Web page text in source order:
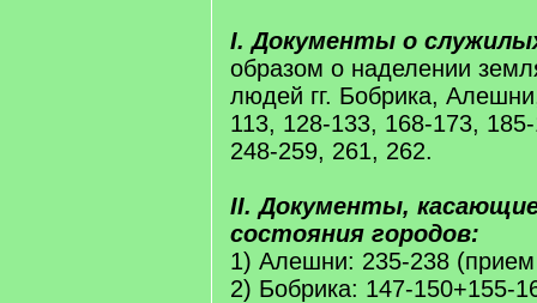
I. Документы о
образом о наделении
людей гг. Бобрика,
113, 128-133, 168-173,
248-259, 261, 262.
II. Документы,
состояния городов:
1) Алешни: 235-238
2) Бобрика: 147-150+155-